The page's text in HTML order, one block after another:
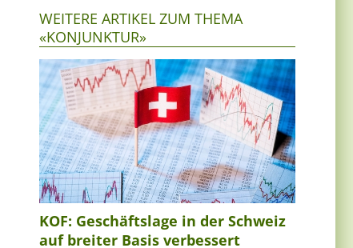
WEITERE ARTIKEL ZUM THEMA
«KONJUNKTUR»
KOF: Geschäftslage in der Schweiz
auf breiter Basis verbessert